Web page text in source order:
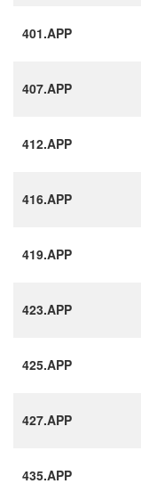
401.APP
407.APP
412.APP
416.APP
419.APP
423.APP
425.APP
427.APP
435.APP